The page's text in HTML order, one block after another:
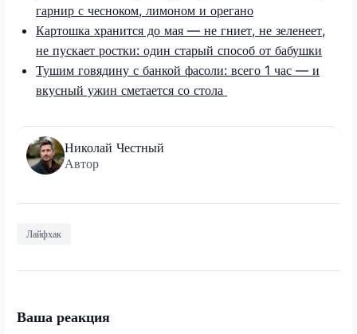
гарнир с чесноком, лимоном и орегано
Картошка хранится до мая — не гниет, не зеленеет,
не пускает ростки: один старый способ от бабушки
Тушим говядину с банкой фасоли: всего 1 час — и
вкусный ужин сметается со стола
Николай Честный
Автор
Лайфхак
Ваша реакция